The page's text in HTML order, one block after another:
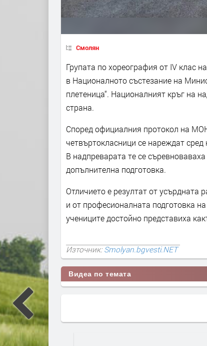
Смолян
Групата по хореография от IV клас
в Националното състезание на
плетеница“. Националният кръг на
страна.
Според официалния протокол на
четвъртокласници се нареждат
В надпреварата те се
допълнителна подготовка.
Отличието е резултат от усърдната
и от професионалната подготовка
учениците достойно представиха
Източник:Smolyan.bgvesti.NET
Видеа по темата